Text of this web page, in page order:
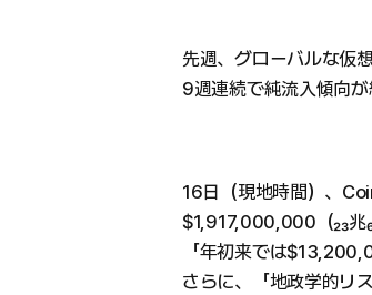
先週、グローバルな仮
9週連続で純流入傾向が
16日（現地時間）、
$1,917,000,000（₂₃兆
「年初来では
さらに、「地政学的リ